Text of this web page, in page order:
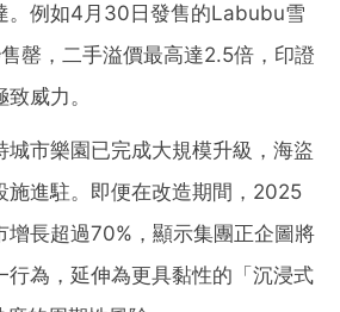
。例如4月30日發售的Labubu雪
罄，二手溢價最高達2.5倍，印證
威力。
城市樂園已完成大規模升級，海盜
施進駐。即便在改造期間，2025
增長超過70%，顯示集團正企圖將
行為，延伸為更具黏性的「沉浸式